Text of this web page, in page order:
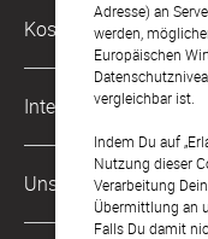
Adresse) an
werden,
Europäischen
vergleichbar ist.
Indem Du auf
Nutzung dieser
Verarbeitung
Übermittlung an
Falls Du damit
Philosophie
Karriere
Impressum
AGB &
Zahlung & Versand
Datenschutz
Kostenlose Services
Musterkarten
Digitale Fotoalben
Digitale Gästelisten
FAQ & Hilfe
International
Österreich
Schweiz
Unsere